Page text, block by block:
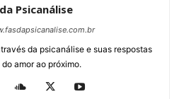
Psicanálise
da psicanálise e suas respostas
amor ao próximo.